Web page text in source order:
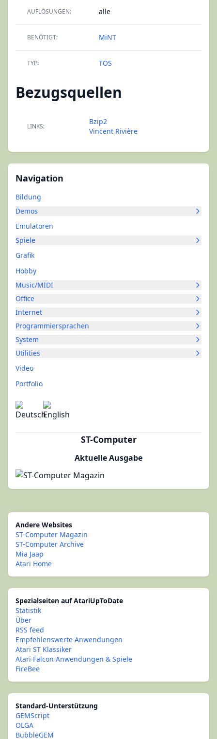
Navigation
Bildung
Demos
Emulatoren
Spiele
Grafik
Hobby
Music/MIDI
Office
Internet
Programmiersprachen
System
Utilities
Video
Portfolio
ST-Computer
Aktuelle Ausgabe
AUFLÖSUNGEN: alle
BENÖTIGT: MiNT
TYP: TOS
Bezugsquellen
LINKS:
Bzip2
Vincent Rivière
Andere Websites
ST-Computer Magazin
ST-Computer Archive
Mia Jaap
Atari Home
Spezialseiten auf AtariUpToDate
Statistik
Über
RSS feed
Empfehlenswerte Anwendungen
Atari ST Klassiker
Atari Falcon Anwendungen & Spiele
FireBee
Standard-Unterstützung
GEMScript
OLGA
BubbleGEM